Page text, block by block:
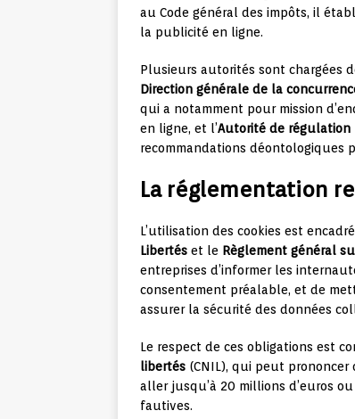
au Code général des impôts, il
la publicité en ligne.
Plusieurs autorités sont chargées
Direction générale de la
qui a notamment pour mission
en ligne, et l’Autorité de
recommandations déontologiques
La réglementation
L’utilisation des cookies est
Libertés et le Règlement général
entreprises d’informer les
consentement préalable, et de
assurer la sécurité des données
Le respect de ces obligations est
libertés (CNIL), qui peut
aller jusqu’à 20 millions d’euros
fautives.